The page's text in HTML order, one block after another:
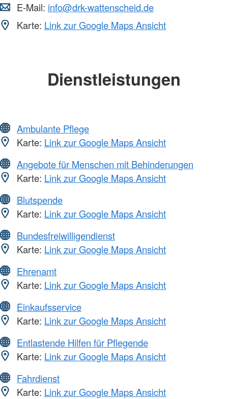
E-Mail: info@drk-wattenscheid.de
Karte: Link zur Google Maps Ansicht
Dienstleistungen
Ambulante Pflege
Karte: Link zur Google Maps Ansicht
Angebote für Menschen mit Behinderungen
Karte: Link zur Google Maps Ansicht
Blutspende
Karte: Link zur Google Maps Ansicht
Bundesfreiwilligendienst
Karte: Link zur Google Maps Ansicht
Ehrenamt
Karte: Link zur Google Maps Ansicht
Einkaufsservice
Karte: Link zur Google Maps Ansicht
Entlastende Hilfen für Pflegende
Karte: Link zur Google Maps Ansicht
Fahrdienst
Karte: Link zur Google Maps Ansicht